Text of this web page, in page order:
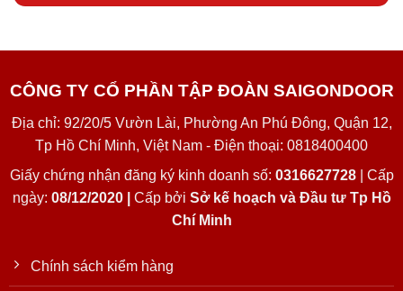
CÔNG TY CỔ PHẦN TẬP ĐOÀN SAIGONDOOR
Địa chỉ: 92/20/5 Vườn Lài, Phường An Phú Đông, Quận 12,
Tp Hồ Chí Minh, Việt Nam - Điện thoại: 0818400400
Giấy chứng nhận đăng ký kinh doanh số: 0316627728| Cấp
ngày: 08/12/2020 | Cấp bởi Sở kế hoạch và Đầu tư Tp Hồ
Chí Minh
Chính sách kiểm hàng